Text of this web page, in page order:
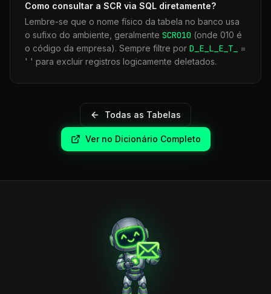
Como consultar a SCR via SQL diretamente?
Lembre-se que o nome físico da tabela no banco usa
o sufixo do ambiente, geralmente SCR010 (onde 010 é
o código da empresa). Sempre filtre por D_E_L_E_T_
=
' ' para excluir registros logicamente deletados.
Todas as Tabelas
Ver no Dicionário Completo